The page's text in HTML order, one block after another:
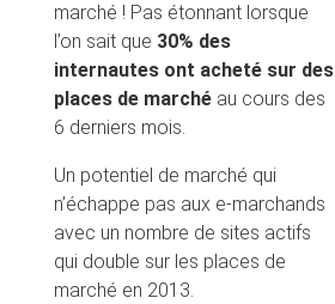
marché ! Pas étonnant lorsque
l’on sait que 30% des
internautes ont acheté sur des
places de marchéau cours des
6 derniers mois.
Un potentiel de marché qui
n’échappe pas aux e-marchands
avec un nombre de sites actifs
qui double sur les places de
marché en 2013.